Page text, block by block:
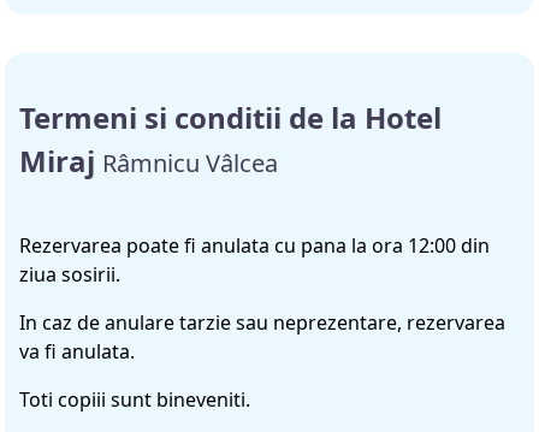
Termeni si conditii de la Hotel
Miraj Râmnicu Vâlcea
Rezervarea poate fi anulata cu pana la ora 12:00 din
ziua sosirii.
In caz de anulare tarzie sau neprezentare, rezervarea
va fi anulata.
Toti copiii sunt bineveniti.